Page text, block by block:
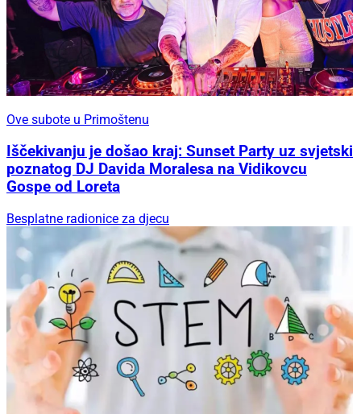
Ove subote u Primoštenu
Iščekivanju je došao kraj: Sunset Party uz svjetski
poznatog DJ Davida Moralesa na Vidikovcu
Gospe od Loreta
Besplatne radionice za djecu